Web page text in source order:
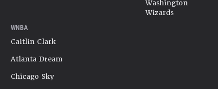
Washington
Wizards
WNBA
Caitlin Clark
Atlanta Dream
Chicago Sky